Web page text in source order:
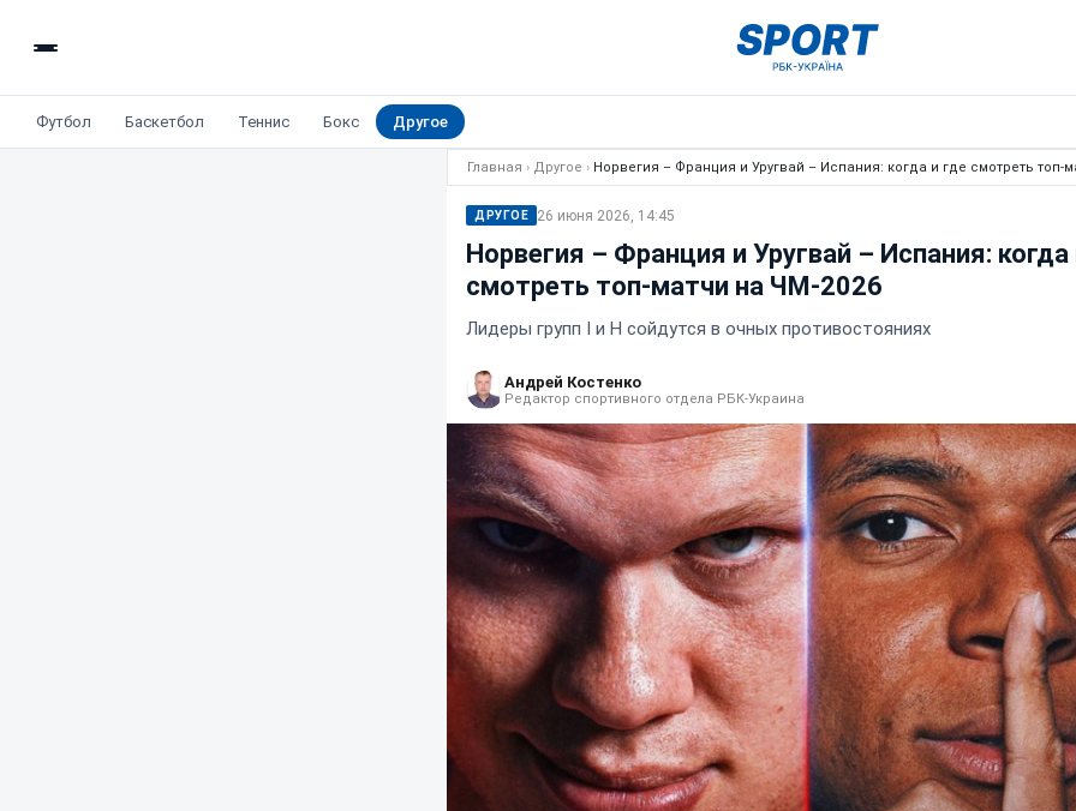
Футбол Баскетбол Теннис Бокс Другое
Главная › Другое › Норвегия – Франция и Уругвай – Испания: когда и где смотреть топ-
ДРУГОЕ 26 июня 2026, 14:45
Норвегия – Франция и Уругвай – Испания: когда
смотреть топ-матчи на ЧМ-2026
Лидеры групп I и H сойдутся в очных противостояниях
Андрей Костенко
Редактор спортивного отдела РБК-Украина